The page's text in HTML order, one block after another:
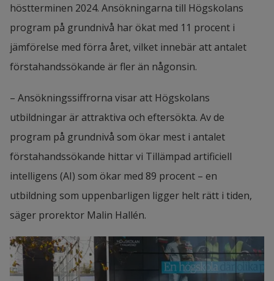
höstterminen 2024. Ansökningarna till Högskolans
program på grundnivå har ökat med 11 procent i
jämförelse med förra året, vilket innebär att antalet
förstahandssökande är fler än någonsin.
– Ansökningssiffrorna visar att Högskolans
utbildningar är attraktiva och eftersökta. Av de
program på grundnivå som ökar mest i antalet
förstahandssökande hittar vi Tillämpad artificiell
intelligens (AI) som ökar med 89 procent – en
utbildning som uppenbarligen ligger helt rätt i tiden,
säger prorektor Malin Hallén.
Studentwebb
Medarbetarwebb Insidan
Länk till